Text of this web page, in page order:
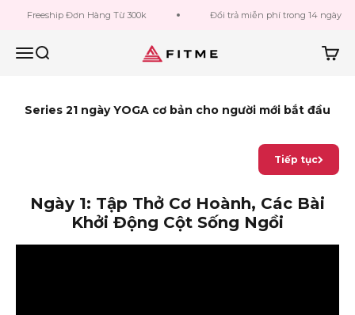
Freeship Đơn Hàng Từ 300k Đổi trả miễn phí trong 14 ngày
MenuTìm kiếm Fitme Sportswear Giỏ
Series 21 ngày YOGA cơ bản cho người mới bắt đầu
Tiếp tục
Ngày 1: Tập Thở Cơ Hoành, Các Bài
Khởi Động Cột Sống Ngồi